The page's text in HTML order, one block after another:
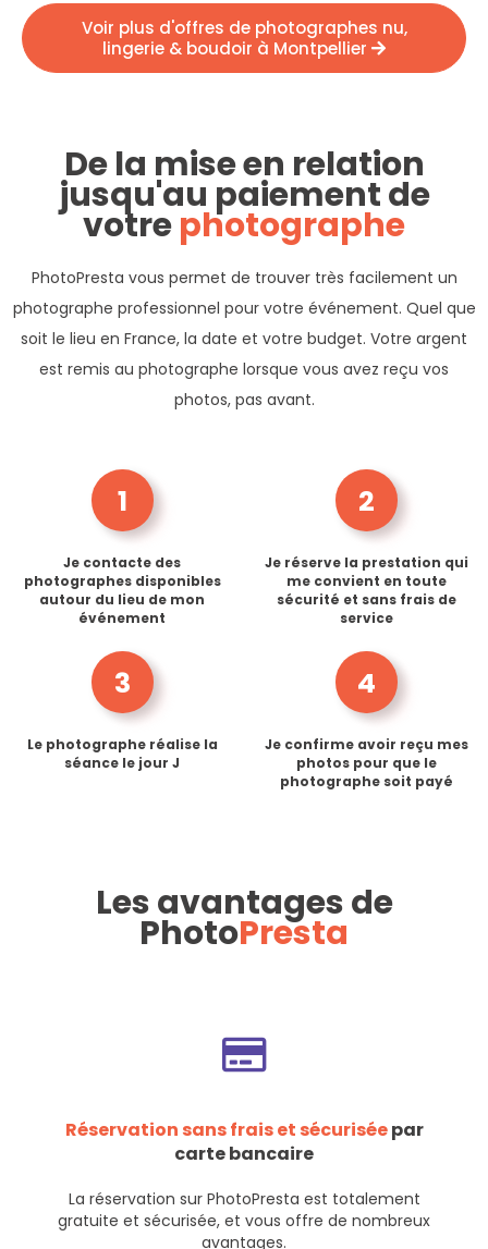
Voir plus d'offres de photographes nu,
lingerie & boudoir à Montpellier
De la mise en relation
jusqu'au paiement de
votrephotographe
PhotoPresta vous permet de trouver très facilement un
photographe professionnel pour votre événement. Quel que
soit le lieu en France, la date et votre budget. Votre argent
est remis au photographe lorsque vous avez reçu vos
photos, pas avant.
1
Je contacte des
photographes disponibles
autour du lieu de mon
événement
2
Je réserve la prestation qui
me convient en toute
sécurité et sans frais de
service
3
Le photographe réalise la
séance le jour J
4
Je confirme avoir reçu mes
photos pour que le
photographe soit payé
Les avantages de
PhotoPresta
Réservation sans frais et sécuriséepar
carte bancaire
La réservation sur PhotoPresta est totalement
gratuite et sécurisée, et vous offre de nombreux
avantages.